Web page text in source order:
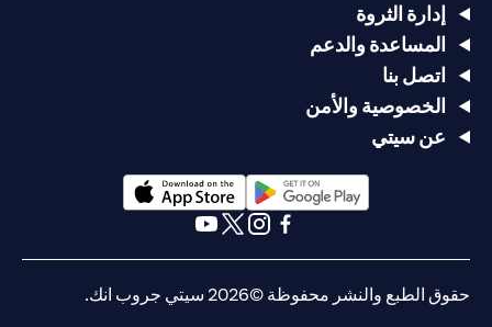
إدارة الثروة
المساعدة والدعم
اتصل بنا
الخصوصية والأمن
عن سيتي
(opens in a new tab)
حقوق الطبع والنشر محفوظة ©2026 سيتي جروب انك.